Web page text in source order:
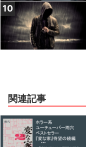
10
関連記事